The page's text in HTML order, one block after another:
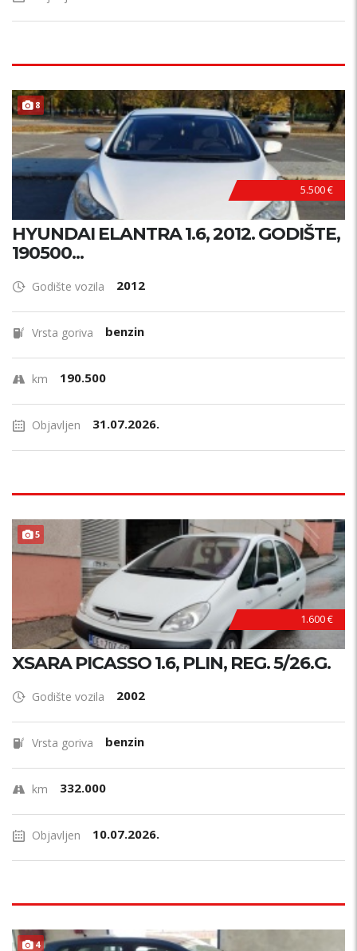
8
5.500 €
HYUNDAI ELANTRA 1.6, 2012. GODIŠTE,
190500...
Godište vozila 2012
Vrsta goriva benzin
km 190.500
Objavljen 31.07.2026.
5
1.600 €
XSARA PICASSO 1.6, PLIN, REG. 5/26.G.
Godište vozila 2002
Vrsta goriva benzin
km 332.000
Objavljen 10.07.2026.
4